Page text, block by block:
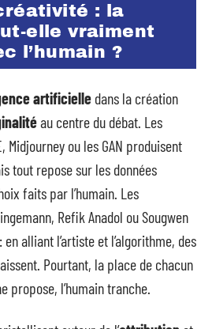
: la
elle vraiment
l’humain ?
artificielle dans la création
au centre du débat. Les
Midjourney ou les GAN produisent
tout repose sur les données
faits par l’humain. Les
Refik Anadol ou Sougwen
alliant l’artiste et l’algorithme, des
Pourtant, la place de chacun
propose, l’humain tranche.